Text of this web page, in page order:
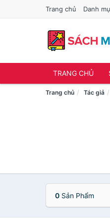
Trang chủ Danh
TRANG CHỦ
Trang chủ Tác giả
0 Sản Phẩm